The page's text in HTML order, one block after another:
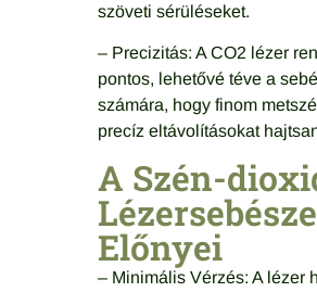
szöveti sérüléseket.
– Precizitás: A CO2 lézer
pontos, lehetővé téve a
számára, hogy finom
precíz eltávolításokat
A Szén-
Előnyei
– Minimális Vérzés: A lézer